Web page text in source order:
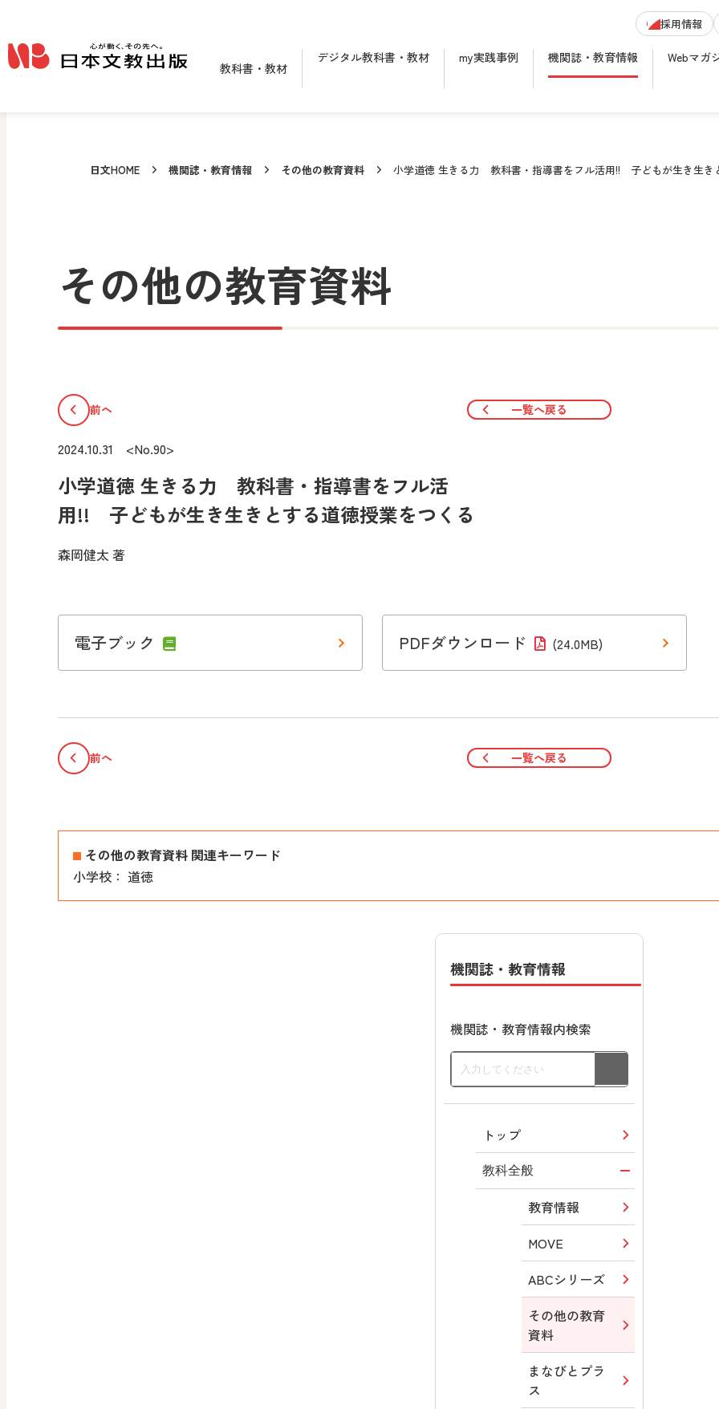
採用情報
教科書・教材
デジタル教科書・教材 my実践事例 機関誌・教育情報 Webマガ
日文HOME 機関誌・教育情報 その他の教育資料 小学道徳 生きる力 教科書・指導書をフル活用!! 子どもが生き生き
その他の教育資料
前へ 一覧へ戻る
2024.10.31 <No.90>
小学道徳 生きる力 教科書・指導書をフル活
用!! 子どもが生き生きとする道徳授業をつくる
森岡健太 著
電子ブック PDFダウンロード (24.0MB)
前へ 一覧へ戻る
その他の教育資料 関連キーワード
小学校： 道徳
機関誌・教育情報
機関誌・教育情報内検索
トップ
教科全般
教育情報
MOVE
ABCシリーズ
その他の教育
資料
まなびとプラ
ス